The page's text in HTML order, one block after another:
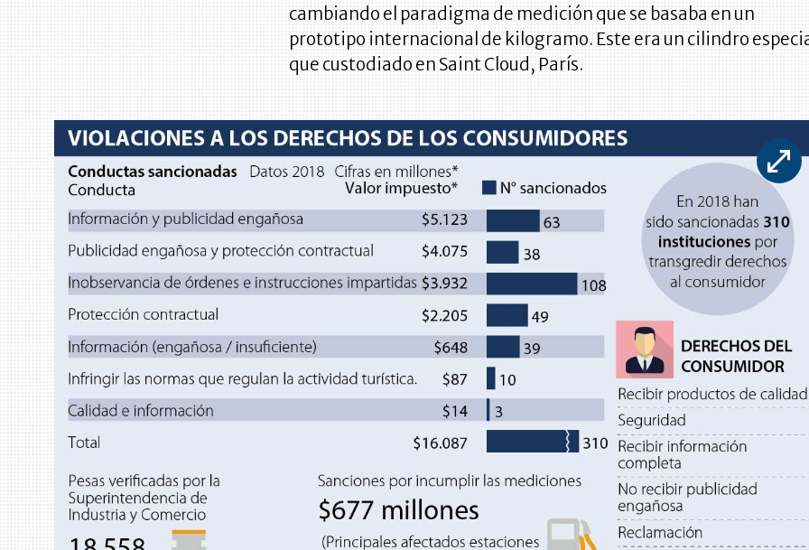
cambiando el paradigma de medición que se basaba en un
prototipo internacional de kilogramo. Este era un cilindro
que custodiado en Saint Cloud, París.